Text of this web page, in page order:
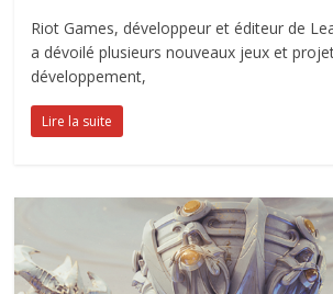
Riot Games, développeur et éditeur de
a dévoilé plusieurs nouveaux jeux et
développement,
Lire la suite